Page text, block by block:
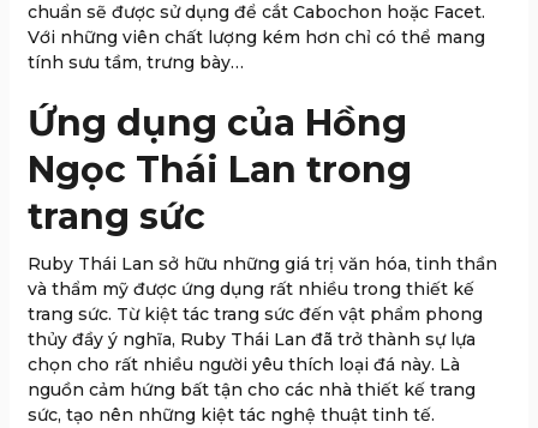
chuẩn sẽ được sử dụng để cắt Cabochon hoặc Facet.
Với những viên chất lượng kém hơn chỉ có thể mang
tính sưu tầm, trưng bày…
Ứng dụng của Hồng
Ngọc Thái Lan trong
trang sức
Ruby Thái Lan sở hữu những giá trị văn hóa, tinh thần
và thẩm mỹ được ứng dụng rất nhiều trong thiết kế
trang sức. Từ kiệt tác trang sức đến vật phẩm phong
thủy đầy ý nghĩa, Ruby Thái Lan đã trở thành sự lựa
chọn cho rất nhiều người yêu thích loại đá này. Là
nguồn cảm hứng bất tận cho các nhà thiết kế trang
sức, tạo nên những kiệt tác nghệ thuật tinh tế.